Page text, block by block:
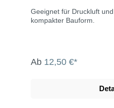
Geeignet für Druckluft
kompakter Bauform.
Ab 12,50 €*